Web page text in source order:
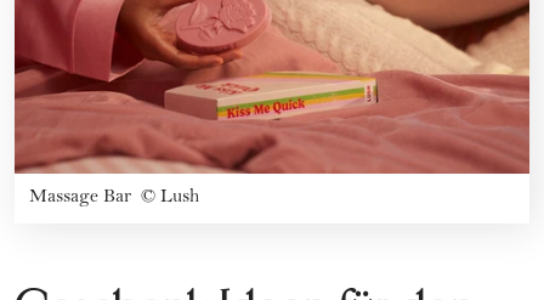
Massage Bar © Lush